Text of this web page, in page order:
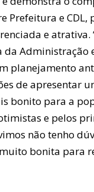
Prefeitura e CDL,
e atrativa.
da Administração
planejamento
de apresentar
bonito para a
e pelos
não tenho
bonita para